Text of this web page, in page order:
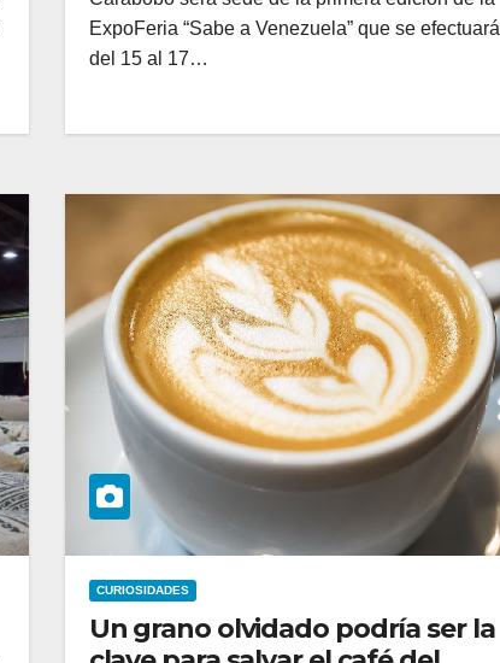
ExpoFeria “Sabe a Venezuela” que se efectuará
del 15 al 17…
CURIOSIDADES
Un grano olvidado podría ser la